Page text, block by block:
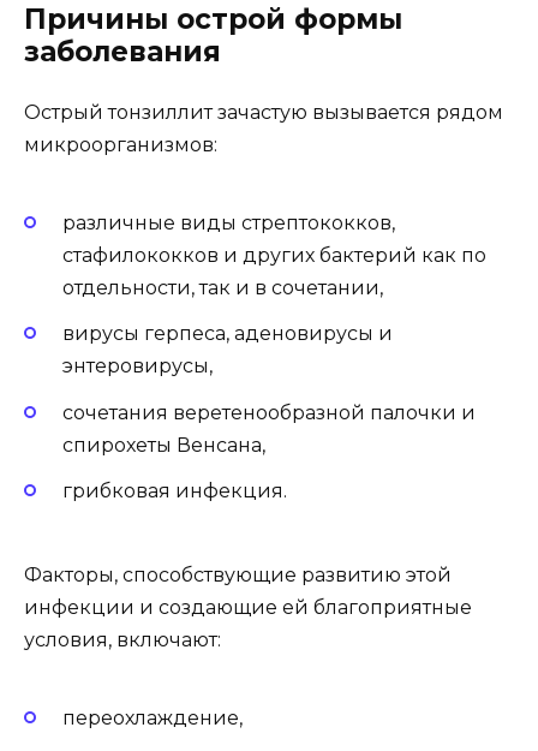
Причины острой формы
заболевания
Острый тонзиллит зачастую вызывается рядом
микроорганизмов:
различные виды стрептококков,
стафилококков и других бактерий как по
отдельности, так и в сочетании,
вирусы герпеса, аденовирусы и
энтеровирусы,
сочетания веретенообразной палочки и
спирохеты Венсана,
грибковая инфекция.
Факторы, способствующие развитию этой
инфекции и создающие ей благоприятные
условия, включают:
переохлаждение,